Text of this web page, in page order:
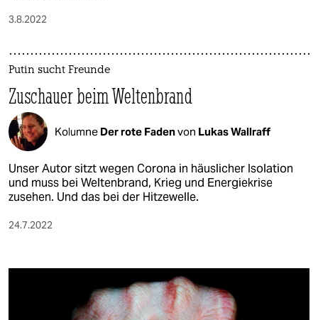
3.8.2022
Putin sucht Freunde
Zuschauer beim Weltenbrand
Kolumne Der rote Fadenvon Lukas Wallraff
Unser Autor sitzt wegen Corona in häuslicher Isolation
und muss bei Weltenbrand, Krieg und Energiekrise
zusehen. Und das bei der Hitzewelle.
24.7.2022